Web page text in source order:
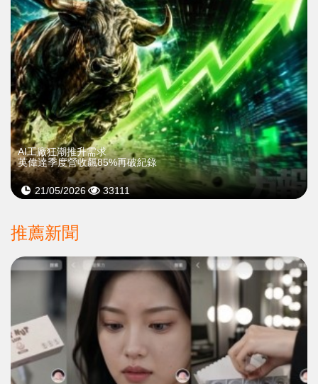
AI工廠狂潮推升需求
英偉達季度營收飆85%再破紀錄
21/05/2026 33111
推薦新聞